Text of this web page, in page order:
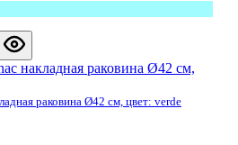
раковина Ø42 см, цвет: verde